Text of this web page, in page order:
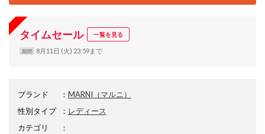
タイムセール 一覧を見る
期間 8月11日 (火) 23:59まで
ブランド ： MARNI （マルニ）
性別タイプ
： レディース
カテゴリ
：